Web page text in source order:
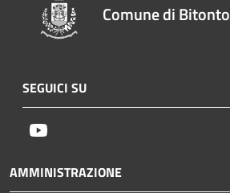
Comune di Bitonto
SEGUICI SU
AMMINISTRAZIONE